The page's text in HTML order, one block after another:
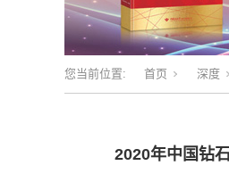
您当前位置: 首页 深度
2020年中国钻